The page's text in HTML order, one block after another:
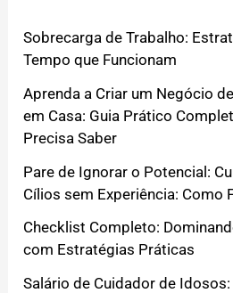
Sobrecarga de Trabalho:
Tempo que Funcionam
Aprenda a Criar um Negócio
em Casa: Guia Prático
Precisa Saber
Pare de Ignorar o Potencial:
Cílios sem Experiência: Como
Checklist Completo:
com Estratégias Práticas
Salário de Cuidador de